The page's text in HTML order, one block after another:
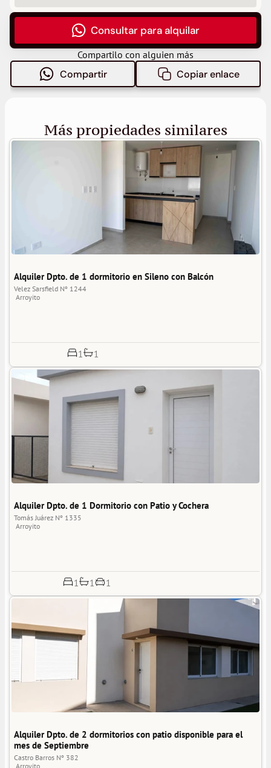
Consultar para alquilar
Compartilo con alguien más
Compartir Copiar enlace
Más propiedades similares
Alquiler Dpto. de 1 dormitorio en Sileno con Balcón
Velez Sarsfield Nº 1244
Arroyito
1 1
Alquiler Dpto. de 1 Dormitorio con Patio y Cochera
Tomás Juárez Nº 1335
Arroyito
1 1 1
Alquiler Dpto. de 2 dormitorios con patio disponible para el
mes de Septiembre
Castro Barros Nº 382
Arroyito